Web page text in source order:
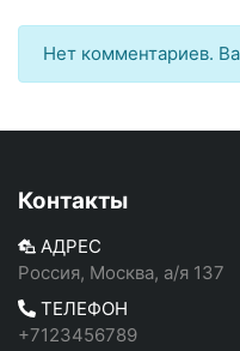
Нет комментариев.
Контакты
АДРЕС
Россия, Москва, а/я 137
ТЕЛЕФОН
+7123456789